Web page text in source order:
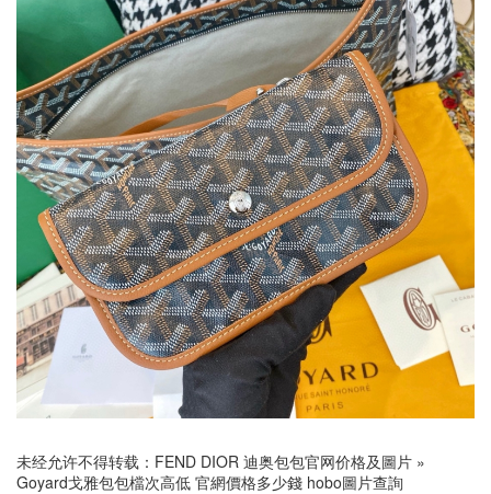
未经允许不得转载： FEND DIOR 迪奥包包官网价格及圖片 »
Goyard戈雅包包檔次高低 官網價格多少錢 hobo圖片查詢